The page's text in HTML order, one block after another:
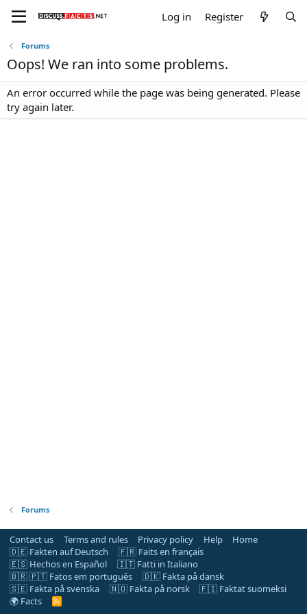
Log in Register
Forums
Oops! We ran into some problems.
An error occurred while the page was being generated. Please
try again later.
Forums
Contact us Terms and rules Privacy policy Help
Home
🇩🇪 Fakten auf Deutsch
🇫🇷 Faits en français
🇪🇸 Hechos en Español
🇮🇹 Fatti in Italiano
🇧🇷 🇵🇹 Fatos em português
🇩🇰 Fakta på dansk
🇸🇪 Fakta på svenska
🇳🇴 Fakta på norsk
🇫🇮 Faktat suomeksi
🌍 Facts
R